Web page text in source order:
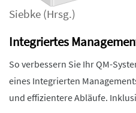
Siebke (Hrsg.)
Integriertes
So verbessern Sie Ihr QM-
eines Integrierten
und effizientere Abläufe.